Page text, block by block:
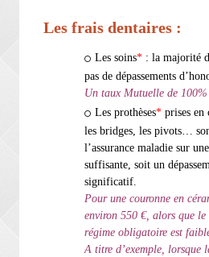
Les frais dentaires :
Les soins* : la majorité
pas de dépassements
Un taux Mutuelle de 100%
Les prothèses* prises en
les bridges, les pivots…
l’assurance maladie sur
suffisante, soit un
significatif.
Pour une couronne en
environ 550 €, alors que le
régime obligatoire est
A titre d’exemple, lorsque